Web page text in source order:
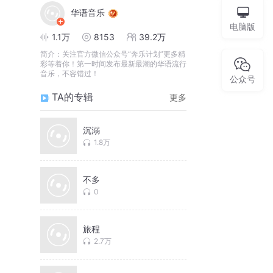
华语音乐
1.1万 8153 39.2万
简介： 关注官方微信公众号“奔乐计划”更多精
彩等着你！第一时间发布最新最潮的华语流行
音乐，不容错过！
TA的专辑 更多
沉溺
1.8万
不多
0
旅程
2.7万
电脑版
公众号